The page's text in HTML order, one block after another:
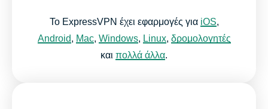
Το ExpressVPN έχει εφαρμογές για iOS,
Android, Mac, Windows, Linux, δρομολογητές
και πολλά άλλα.